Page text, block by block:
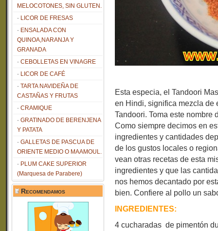
MELOCOTONES, SIN GLUTEN.
LICOR DE FRESAS
ENSALADA CON
QUINOA,NARANJA Y
GRANADA
CEBOLLETAS EN VINAGRE
LICOR DE CAFÉ
TARTA NAVIDEÑA DE
CASTAÑAS Y FRUTAS
CRAMIQUE
GRATINADO DE BERENJENA
Y PATATA
GALLETAS DE PASCUA DE
ORIENTE MEDIO O MAAMOUL.
PLUM CAKE SUPERIOR
(Marquesa de Parabere)
Recomendamos
Esta especia, el Tandoori
en Hindi, significa mezcla de
Tandoori. Toma este nombre
Como siempre decimos en
ingredientes y cantidades
de los gustos locales o
vean otras recetas de esta
ingredientes y que las
nos hemos decantado por
bien. Confiere al pollo un
INGREDIENTES:
4 cucharadas de pimentón